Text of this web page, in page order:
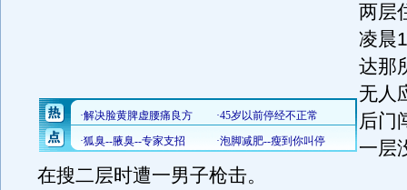
两层
凌晨
达那
无人
后门
一层
在搜二层时遭一男子枪击。